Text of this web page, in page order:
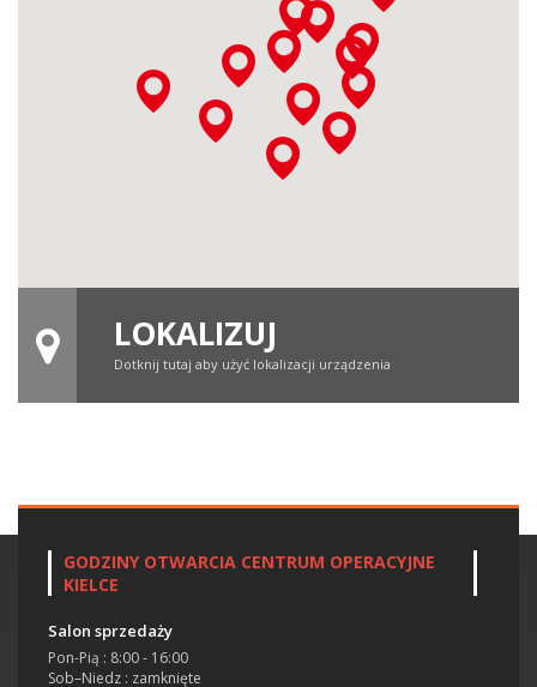
LOKALIZUJ
Dotknij tutaj aby użyć lokalizacji urządzenia
GODZINY OTWARCIA CENTRUM OPERACYJNE
KIELCE
Salon sprzedaży
Pon-Pią : 8:00 - 16:00
Sob–Niedz : zamknięte